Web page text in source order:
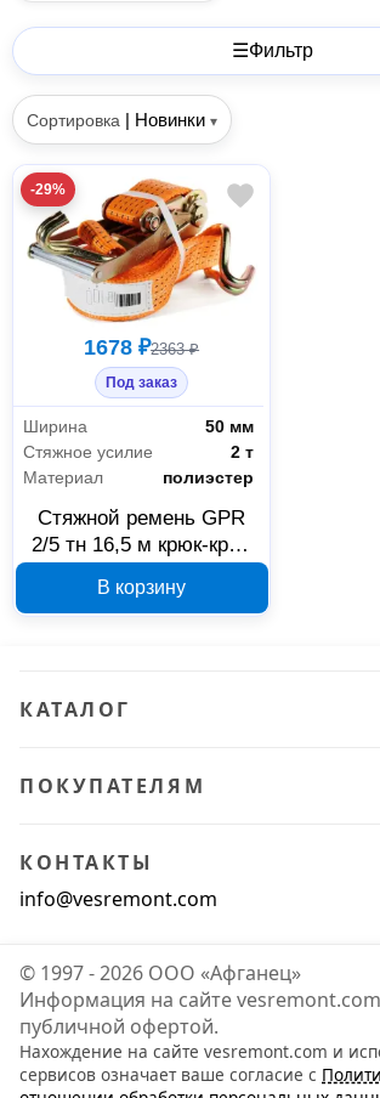
☰Фильтр
Сортировка | Новинки ▾
-29%
1678 ₽2363 ₽
Под заказ
Ширина
50 мм
Стяжное усилие
2 т
Материал
полиэстер
Стяжной ремень GPR
2/5 тн 16,5 м крюк-крюк
В корзину
КАТАЛОГ
ПОКУПАТЕЛЯМ
КОНТАКТЫ
info@vesremont.com
© 1997 - 2026 ООО «Афганец»
Информация на сайте vesremont.com
публичной офертой.
Нахождение на сайте vesremont.com и
сервисов означает ваше согласие с